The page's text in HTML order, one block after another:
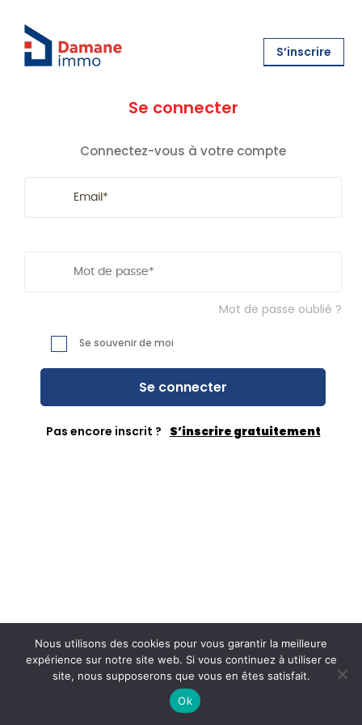
Se connecter
Connectez-vous à votre compte
Mot de passe oublié ?
Se souvenir de moi
Pas encore inscrit ? S’inscrire gratuitement
S’inscrire
Nous utilisons des cookies pour vous garantir la meilleure
expérience sur notre site web. Si vous continuez à utiliser ce
site, nous supposerons que vous en êtes satisfait.
Ok